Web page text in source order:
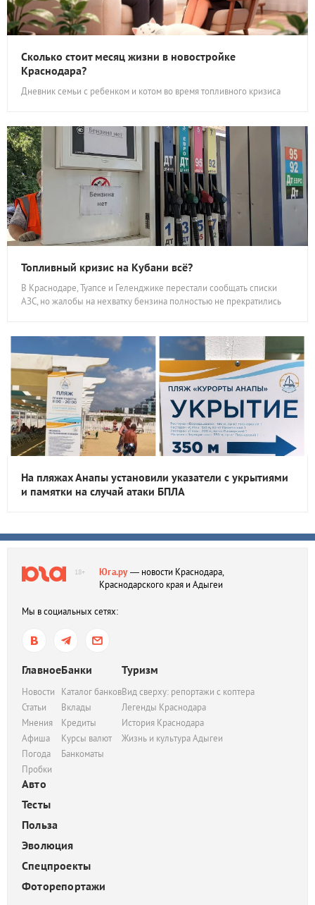
Сколько стоит месяц жизни в новостройке
Краснодара?
Дневник семьи с ребенком и котом во время топливного кризиса
Топливный кризис на Кубани всё?
В Краснодаре, Туапсе и Геленджике перестали сообщать списки
АЗС, но жалобы на нехватку бензина полностью не прекратились
На пляжах Анапы установили указатели с укрытиями
и памятки на случай атаки БПЛА
18+ Юга.ру— новости Краснодара,
Краснодарского края и Адыгеи
Мы в социальных сетях:
Главное
Новости
Статьи
Мнения
Афиша
Погода
Пробки
Банки
Каталог банков
Вклады
Кредиты
Курсы валют
Банкоматы
Туризм
Вид сверху: репортажи с коптера
Легенды Краснодара
История Краснодара
Жизнь и культура Адыгеи
Авто
Тесты
Польза
Эволюция
Спецпроекты
Фоторепортажи